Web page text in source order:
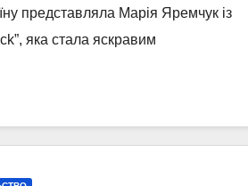
представляла Марія Яремчук із
яка стала яскравим